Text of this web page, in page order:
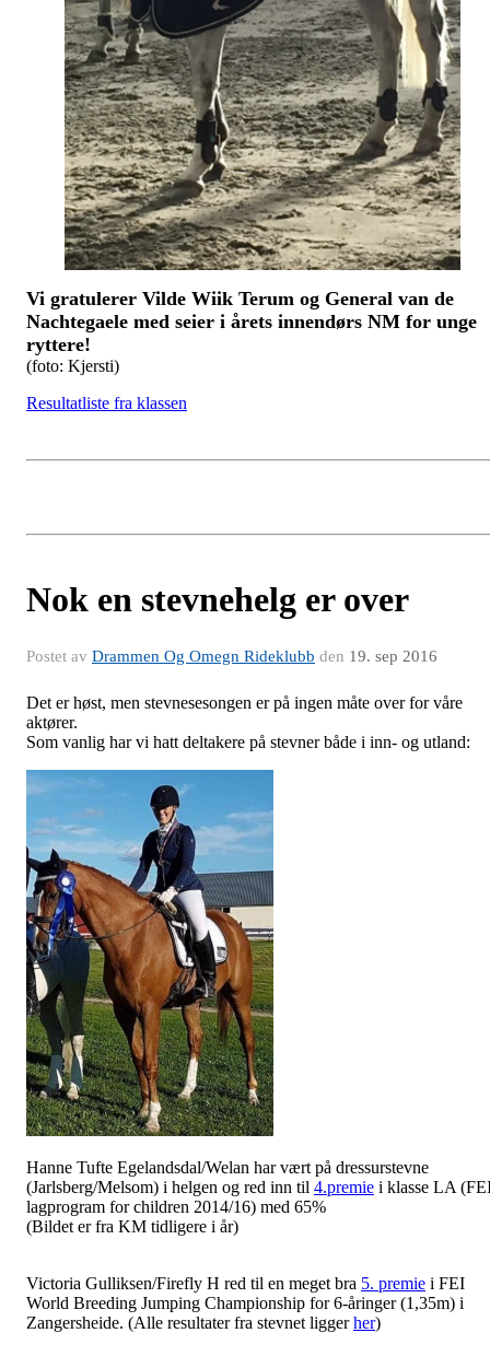
Vi gratulerer Vilde Wiik Terum og General van de
Nachtegaele med seier i årets innendørs NM for unge
ryttere!
(foto: Kjersti)
Resultatliste fra klassen
Nok en stevnehelg er over
Postet av Drammen Og Omegn Rideklubb den 19. sep 2016
Det er høst, men stevnesesongen er på ingen måte over for våre
aktører.
Som vanlig har vi hatt deltakere på stevner både i inn- og utland:
Hanne Tufte Egelandsdal/Welan har vært på dressurstevne
(Jarlsberg/Melsom) i helgen og red inn til 4.premie i klasse LA
lagprogram for children 2014/16) med 65%
(Bildet er fra KM tidligere i år)
Victoria Gulliksen/Firefly H red til en meget bra 5. premie i FEI
World Breeding Jumping Championship for 6-åringer (1,35m) i
Zangersheide. (Alle resultater fra stevnet liggerher)